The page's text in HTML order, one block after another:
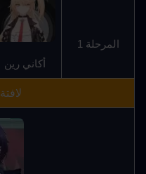
المرحلة 1
أكاني رين
لافتة NTE 2.0